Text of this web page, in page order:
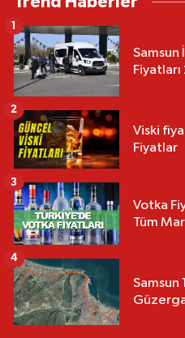
Samsun
1
Viski
Fiyatlar
2
Votka
Tüm
3
Samsun
4